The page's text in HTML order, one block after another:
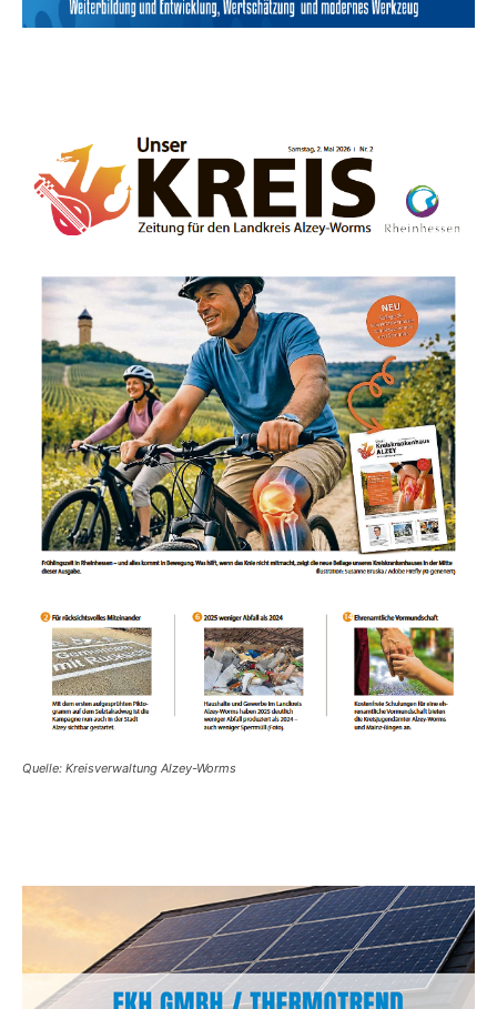
Quelle: Kreisverwaltung Alzey-Worms